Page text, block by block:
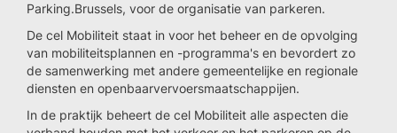
Parking.Brussels, voor de organisatie van parkeren.
De cel Mobiliteit staat in voor het beheer en de opvolging
van mobiliteitsplannen en -programma's en bevordert zo
de samenwerking met andere gemeentelijke en regionale
diensten en openbaarvervoersmaatschappijen.
In de praktijk beheert de cel Mobiliteit alle aspecten die